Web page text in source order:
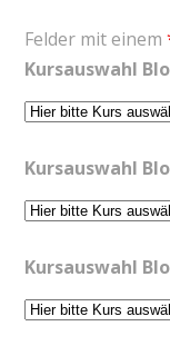
Felder mit einem
Kursauswahl
Kursauswahl
Kursauswahl